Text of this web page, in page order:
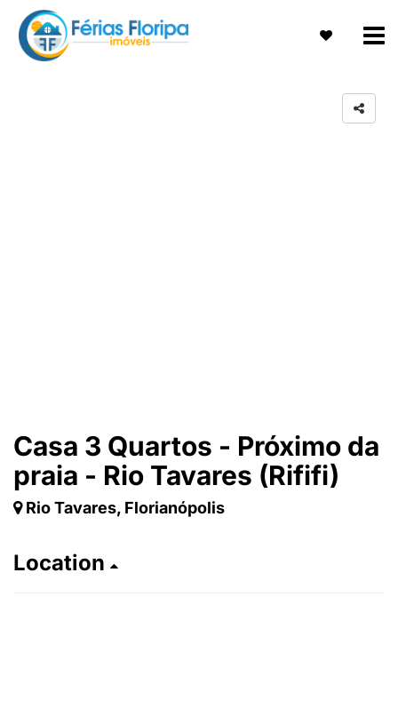
Casa 3 Quartos - Próximo da
praia - Rio Tavares (Rififi)
Rio Tavares, Florianópolis
Location